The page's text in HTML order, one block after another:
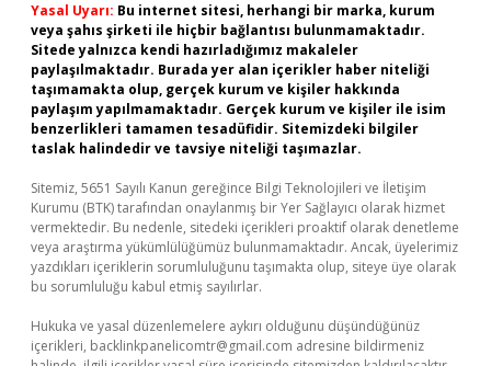
Yasal Uyarı: Bu internet sitesi, herhangi bir marka, kurum
veya şahıs şirketi ile hiçbir bağlantısı bulunmamaktadır.
Sitede yalnızca kendi hazırladığımız makaleler
paylaşılmaktadır. Burada yer alan içerikler haber niteliği
taşımamakta olup, gerçek kurum ve kişiler hakkında
paylaşım yapılmamaktadır. Gerçek kurum ve kişiler ile isim
benzerlikleri tamamen tesadüfidir. Sitemizdeki bilgiler
taslak halindedir ve tavsiye niteliği taşımazlar.
Sitemiz, 5651 Sayılı Kanun gereğince Bilgi Teknolojileri ve İletişim
Kurumu (BTK) tarafından onaylanmış bir Yer Sağlayıcı olarak hizmet
vermektedir. Bu nedenle, sitedeki içerikleri proaktif olarak denetleme
veya araştırma yükümlülüğümüz bulunmamaktadır. Ancak, üyelerimiz
yazdıkları içeriklerin sorumluluğunu taşımakta olup, siteye üye olarak
bu sorumluluğu kabul etmiş sayılırlar.
Hukuka ve yasal düzenlemelere aykırı olduğunu düşündüğünüz
içerikleri, backlinkpanelicomtr@gmail.com adresine bildirmeniz